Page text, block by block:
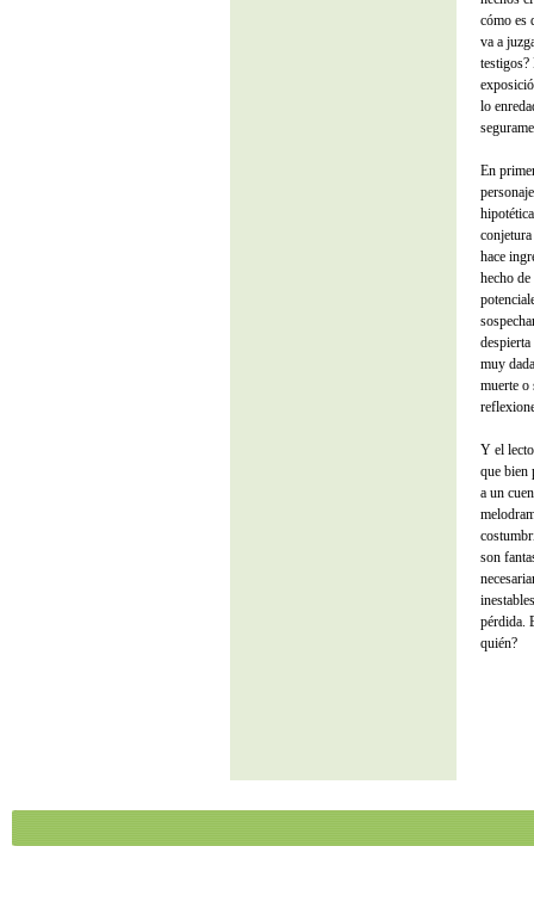
cómo es
va a
testigos?
lo
En
hace
hecho
muy
muerte o
Y el
que bien
a un
son
pérdida.
quién?